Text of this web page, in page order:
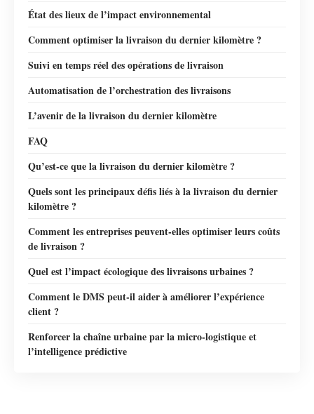
État des lieux de l’impact environnemental
Comment optimiser la livraison du dernier kilomètre ?
Suivi en temps réel des opérations de livraison
Automatisation de l’orchestration des livraisons
L’avenir de la livraison du dernier kilomètre
FAQ
Qu’est-ce que la livraison du dernier kilomètre ?
Quels sont les principaux défis liés à la livraison du dernier
kilomètre ?
Comment les entreprises peuvent-elles optimiser leurs coûts
de livraison ?
Quel est l’impact écologique des livraisons urbaines ?
Comment le DMS peut-il aider à améliorer l’expérience
client ?
Renforcer la chaîne urbaine par la micro-logistique et
l’intelligence prédictive